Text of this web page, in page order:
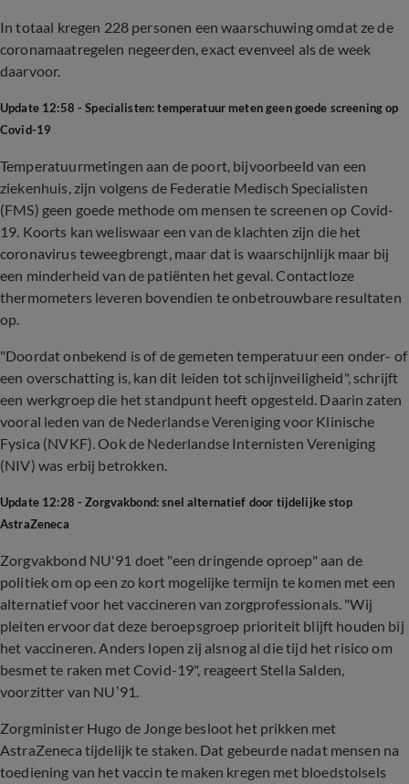
In totaal kregen 228 personen een waarschuwing omdat ze de
coronamaatregelen negeerden, exact evenveel als de week
daarvoor.
Update 12:58 - Specialisten: temperatuur meten geen goede screening op
Covid-19
Temperatuurmetingen aan de poort, bijvoorbeeld van een
ziekenhuis, zijn volgens de Federatie Medisch Specialisten
(FMS) geen goede methode om mensen te screenen op Covid-
19. Koorts kan weliswaar een van de klachten zijn die het
coronavirus teweegbrengt, maar dat is waarschijnlijk maar bij
een minderheid van de patiënten het geval. Contactloze
thermometers leveren bovendien te onbetrouwbare resultaten
op.
"Doordat onbekend is of de gemeten temperatuur een onder- of
een overschatting is, kan dit leiden tot schijnveiligheid", schrijft
een werkgroep die het standpunt heeft opgesteld. Daarin zaten
vooral leden van de Nederlandse Vereniging voor Klinische
Fysica (NVKF). Ook de Nederlandse Internisten Vereniging
(NIV) was erbij betrokken.
Update 12:28 - Zorgvakbond: snel alternatief door tijdelijke stop
AstraZeneca
Zorgvakbond NU'91 doet "een dringende oproep" aan de
politiek om op een zo kort mogelijke termijn te komen met een
alternatief voor het vaccineren van zorgprofessionals. "Wij
pleiten ervoor dat deze beroepsgroep prioriteit blijft houden bij
het vaccineren. Anders lopen zij alsnog al die tijd het risico om
besmet te raken met Covid-19", reageert Stella Salden,
voorzitter van NU’91.
Zorgminister Hugo de Jonge besloot het prikken met
AstraZeneca tijdelijk te staken. Dat gebeurde nadat mensen na
toediening van het vaccin te maken kregen met bloedstolsels